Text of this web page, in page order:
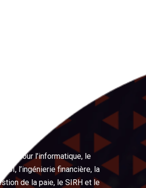
pour l’informatique, le
l’ingénierie financière, la
de la paie, le SIRH et le